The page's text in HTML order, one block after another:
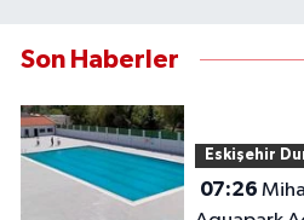
Son Haberler
Eskişehir
07:26